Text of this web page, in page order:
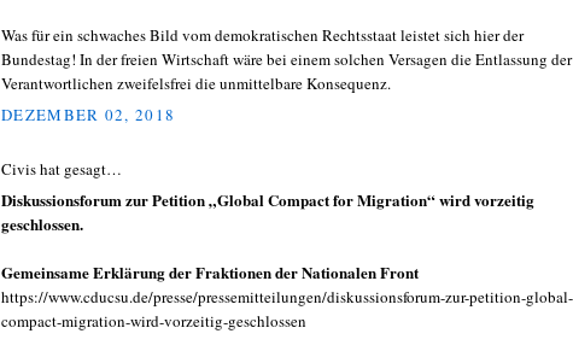
Was für ein schwaches Bild vom demokratischen Rechtsstaat leistet sich hier der
Bundestag! In der freien Wirtschaft wäre bei einem solchen Versagen die Entlassung der
Verantwortlichen zweifelsfrei die unmittelbare Konsequenz.
DEZEMBER 02, 2018
Civis hat gesagt…
Diskussionsforum zur Petition „Global Compact for Migration“ wird vorzeitig
geschlossen.
Gemeinsame Erklärung der Fraktionen der Nationalen Front
https://www.cducsu.de/presse/pressemitteilungen/diskussionsforum-zur-petition-global-
compact-migration-wird-vorzeitig-geschlossen